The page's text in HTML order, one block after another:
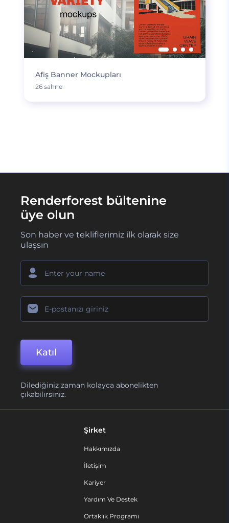
Afiş Banner Mockupları
26 sahne
Renderforest bültenine
üye olun
Son haber ve tekliflerimiz ilk olarak size
ulaşsın
Katıl
Dilediğiniz zaman kolayca abonelikten
çıkabilirsiniz.
Şirket
Hakkımızda
İletişim
Kariyer
Yardım Ve Destek
Ortaklık Programı